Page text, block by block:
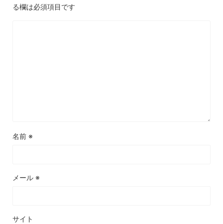
る欄は必須項目です
名前 ※
メール ※
サイト